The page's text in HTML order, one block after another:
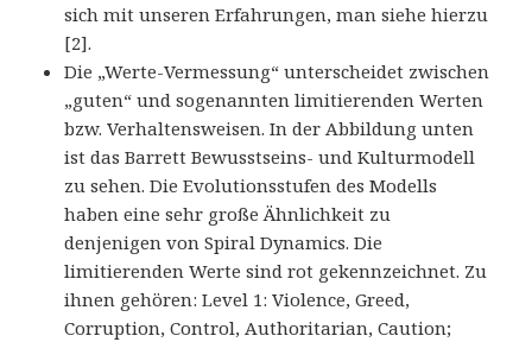
sich mit unseren Erfahrungen, man siehe hierzu
[2].
Die „Werte-Vermessung“ unterscheidet zwischen
„guten“ und sogenannten limitierenden Werten
bzw. Verhaltensweisen. In der Abbildung unten
ist das Barrett Bewusstseins- und Kulturmodell
zu sehen. Die Evolutionsstufen des Modells
haben eine sehr große Ähnlichkeit zu
denjenigen von Spiral Dynamics. Die
limitierenden Werte sind rot gekennzeichnet. Zu
ihnen gehören: Level 1: Violence, Greed,
Corruption, Control, Authoritarian, Caution;